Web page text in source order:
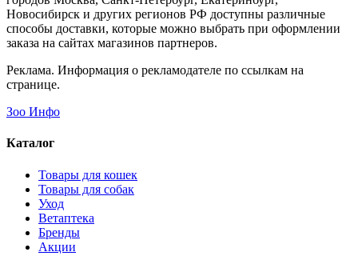
Новосибирск и других регионов РФ доступны различные
способы доставки, которые можно выбрать при оформлении
заказа на сайтах магазинов партнеров.
Реклама. Информация о рекламодателе по ссылкам на
странице.
Зоо Инфо
Каталог
Товары для кошек
Товары для собак
Уход
Ветаптека
Бренды
Акции